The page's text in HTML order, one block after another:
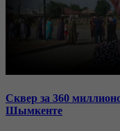
Сквер за 360
Шымкенте